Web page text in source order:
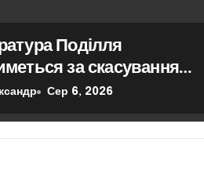
Поділля
за скасування
на фіктивну
Сер 6, 2026